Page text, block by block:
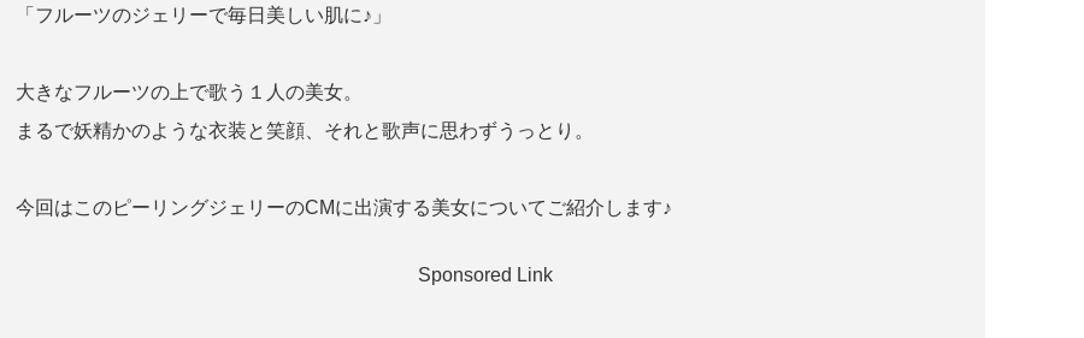
「フルーツのジェリーで毎日美しい肌に♪」
大きなフルーツの上で歌う１人の美女。
まるで妖精かのような衣装と笑顔、それと歌声に思わずうっとり。
今回はこのピーリングジェリーのCMに出演する美女についてご紹介します♪
Sponsored Link